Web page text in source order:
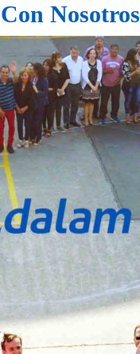
Nosotros